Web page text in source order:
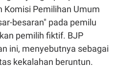
Komisi Pemilihan Umum
besaran" pada pemilu
pemilih fiktif. BJP
ini, menyebutnya sebagai
kekalahan beruntun.